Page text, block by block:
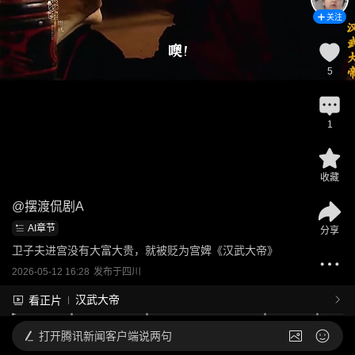
@摆渡侃剧A
AI章节
卫子夫进宫没有大富大贵，就被贬为宫婢《汉武大帝》
2026-05-12 16:28 发布于四川
看正片 汉武大帝
关注
5
1
收藏
分享
打开腾讯新闻客户端说两句